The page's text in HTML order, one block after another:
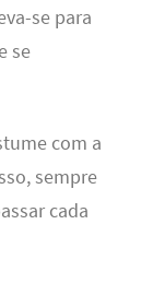
se para
se
com a
sempre
cada